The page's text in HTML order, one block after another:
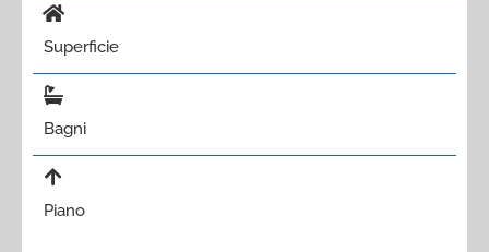
Superficie
Bagni
Piano